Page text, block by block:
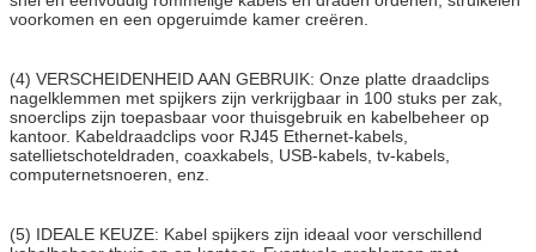
voorkomen en een opgeruimde kamer creëren.
(4) VERSCHEIDENHEID AAN GEBRUIK: Onze platte draadclips
nagelklemmen met spijkers zijn verkrijgbaar in 100 stuks per zak,
snoerclips zijn toepasbaar voor thuisgebruik en kabelbeheer op
kantoor. Kabeldraadclips voor RJ45 Ethernet-kabels,
satellietschoteldraden, coaxkabels, USB-kabels, tv-kabels,
computernetsnoeren, enz.
(5) IDEALE KEUZE: Kabel spijkers zijn ideaal voor verschillend